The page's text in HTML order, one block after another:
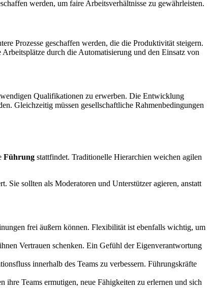
werden, um faire Arbeitsverhältnisse zu gewährleisten.
Prozesse geschaffen werden, die die Produktivität steigern.
durch die Automatisierung und den Einsatz von
Qualifikationen zu erwerben. Die Entwicklung
Gleichzeitig müssen gesellschaftliche Rahmenbedingungen
Führung stattfindet. Traditionelle Hierarchien weichen agilen
Sie sollten als Moderatoren und Unterstützer agieren, anstatt
frei äußern können. Flexibilität ist ebenfalls wichtig, um
Vertrauen schenken. Ein Gefühl der Eigenverantwortung
innerhalb des Teams zu verbessern. Führungskräfte
Teams ermutigen, neue Fähigkeiten zu erlernen und sich